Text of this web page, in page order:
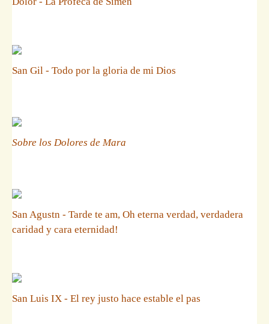
San Gil - Todo por la gloria de mi Dios
Sobre los Dolores de Mara
San Agustn - Tarde te am, Oh eterna verdad, verdadera
caridad y cara eternidad!
San Luis IX - El rey justo hace estable el pas